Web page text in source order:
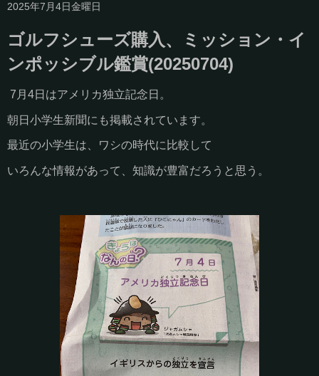
2025年7月4日金曜日
ゴルフシューズ購入、ミッション・イ
ンポッシブル鑑賞(20250704)
7月4日はアメリカ独立記念日。
朝日小学生新聞にも掲載されています。
最近の小学生は、ワシの時代に比較して
いろんな情報があって、知識が豊富だろうと思う。